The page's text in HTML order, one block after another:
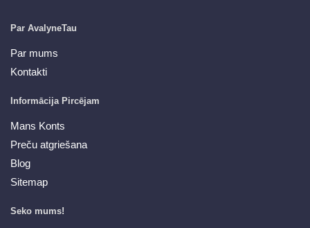
Par AvalyneTau
Par mums
Kontakti
Informācija Pircējam
Mans Konts
Preču atgriešana
Blog
Sitemap
Seko mums!